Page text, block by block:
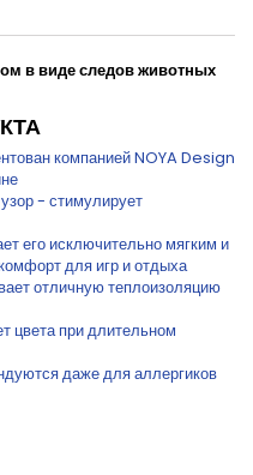
в виде следов животных
компанией NOYA Design
- стимулирует
его исключительно мягким и
для игр и отдыха
отличную теплоизоляцию
цвета при длительном
даже для аллергиков